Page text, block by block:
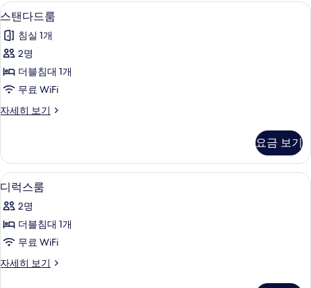
스
탠
다
드
룸
진
두
보
기
스탠다드룸 | 고급 침구, 오리/거위털
16
스탠다드룸
침실 1개
2명
더블침대 1개
무료 WiFi
자세히 보기
스
룸
자
세
히
보
기
요금 보기
디
럭
스
룸
진
고급 침구, 오리/거위털 이불, 방음 설
11
디럭스룸
2명
더블침대 1개
무료 WiFi
자세히 보기
디